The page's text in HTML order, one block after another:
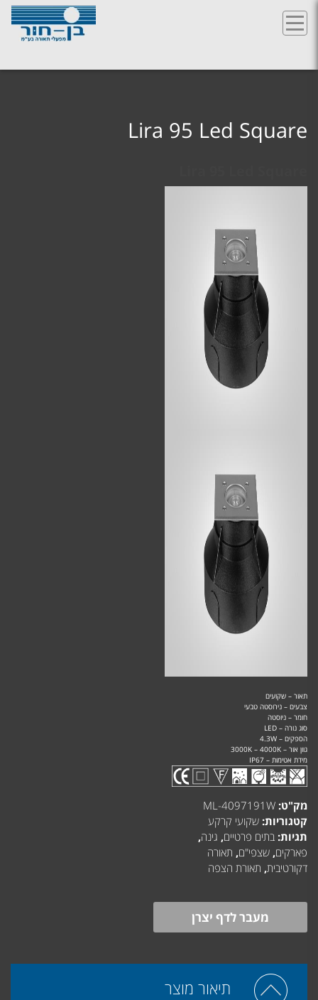
content
Lira 95 Led Square
תאור – שקועים
צבעים – נירוסטה טבעי
חומר – ניוסטה
סוג נורה – LED
הספקים – 4.3W
גוון אור – 3000K – 4000K
מידת אטימות – IP67
מק"ט: ML-4097191W
קטגוריות: שקועי קרקע
תגיות: בתים פרטיים, גינה,
פארקים, שצפי"ם, תאורה
דקורטיבית, תאורת הצפה
מעבר לדף יצרן
תיאור מוצר